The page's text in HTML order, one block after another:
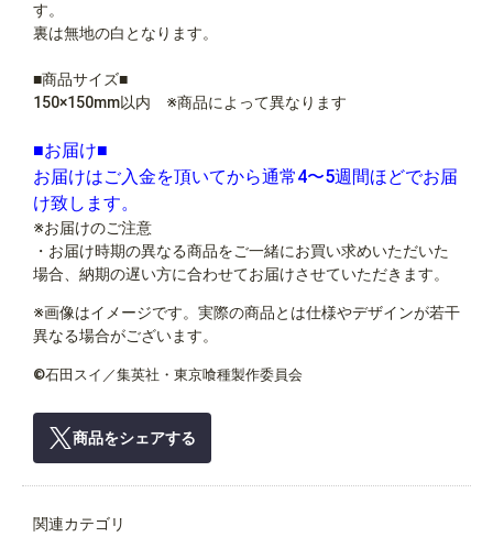
す。
裏は無地の白となります。
■商品サイズ■
150×150mm以内 ※商品によって異なります
■お届け■
お届けはご入金を頂いてから通常4〜5週間ほどでお届
け致します。
※お届けのご注意
・お届け時期の異なる商品をご一緒にお買い求めいただいた
場合、納期の遅い方に合わせてお届けさせていただきます。
※画像はイメージです。実際の商品とは仕様やデザインが若干
異なる場合がございます。
©石田スイ／集英社・東京喰種製作委員会
商品をシェアする
関連カテゴリ